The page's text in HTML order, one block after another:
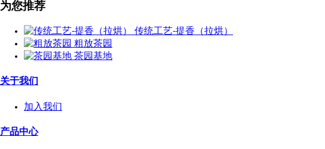
为您推荐
传统工艺-提香（拉烘）
粗放茶园
茶园基地
关于我们
加入我们
产品中心